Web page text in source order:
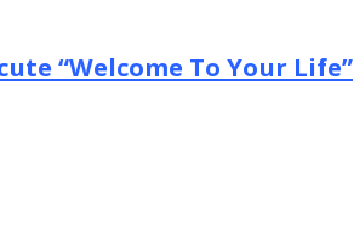
“Welcome To Your Life”